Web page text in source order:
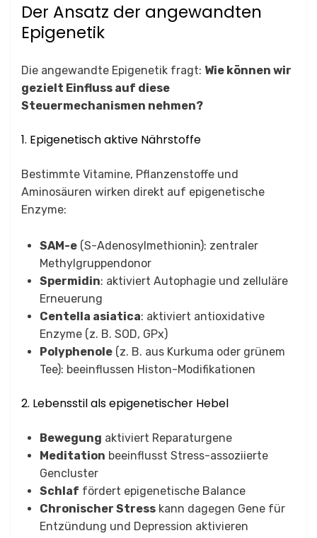
Der Ansatz der angewandten
Epigenetik
Die angewandte Epigenetik fragt: Wie können wir
gezielt Einfluss auf diese
Steuermechanismen nehmen?
1. Epigenetisch aktive Nährstoffe
Bestimmte Vitamine, Pflanzenstoffe und
Aminosäuren wirken direkt auf epigenetische
Enzyme:
SAM-e (S-Adenosylmethionin): zentraler
Methylgruppendonor
Spermidin: aktiviert Autophagie und zelluläre
Erneuerung
Centella asiatica: aktiviert antioxidative
Enzyme (z. B. SOD, GPx)
Polyphenole (z. B. aus Kurkuma oder grünem
Tee): beeinflussen Histon-Modifikationen
2. Lebensstil als epigenetischer Hebel
Bewegung aktiviert Reparaturgene
Meditation beeinflusst Stress-assoziierte
Gencluster
Schlaf fördert epigenetische Balance
Chronischer Stress kann dagegen Gene für
Entzündung und Depression aktivieren